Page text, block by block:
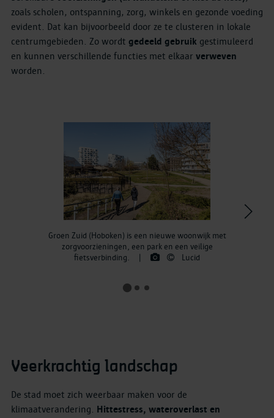
zoals scholen, ontspanning, zorg, winkels en gezonde voeding
evident. Dat kan bijvoorbeeld door ze te clusteren in lokale
centrumgebieden. Zo wordt gedeeld gebruik gestimuleerd
en kunnen verschillende functies met elkaar verweven
worden.
Groen Zuid (Hoboken) is een nieuwe woonwijk met
zorgvoorzieningen, een park en een veilige
fietsverbinding.
Lucid
>
Veerkrachtig landschap
De stad moet zich weerbaar maken voor de
klimaatverandering. Hittestress, wateroverlast en